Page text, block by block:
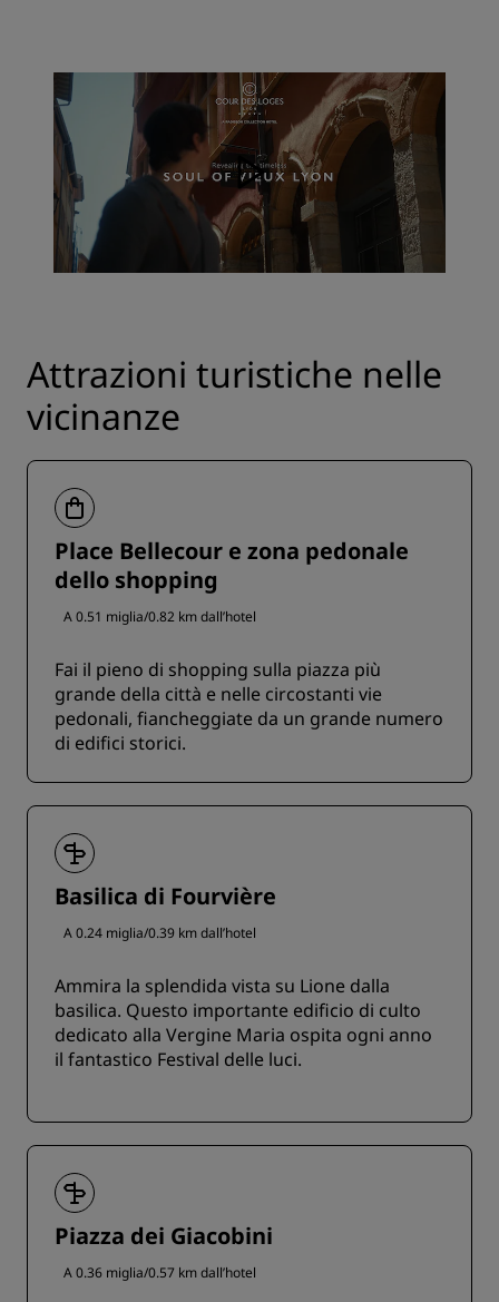
Attrazioni turistiche nelle
vicinanze
Place Bellecour e zona pedonale
dello shopping
A 0.51 miglia/0.82 km dall’hotel
Fai il pieno di shopping sulla piazza più
grande della città e nelle circostanti vie
pedonali, fiancheggiate da un grande numero
di edifici storici.
Basilica di Fourvière
A 0.24 miglia/0.39 km dall’hotel
Ammira la splendida vista su Lione dalla
basilica. Questo importante edificio di culto
dedicato alla Vergine Maria ospita ogni anno
il fantastico Festival delle luci.
Piazza dei Giacobini
A 0.36 miglia/0.57 km dall’hotel